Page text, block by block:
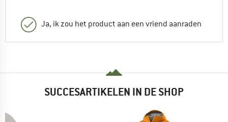
Ja, ik zou het product aan een vriend aanraden
SUCCESARTIKELEN IN DE SHOP